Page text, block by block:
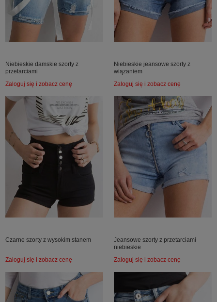
Niebieskie damskie szorty z
przetarciami
Zaloguj się i zobacz cenę
Niebieskie jeansowe szorty z
wiązaniem
Zaloguj się i zobacz cenę
Czarne szorty z wysokim stanem
Zaloguj się i zobacz cenę
Jeansowe szorty z przetarciami
niebieskie
Zaloguj się i zobacz cenę